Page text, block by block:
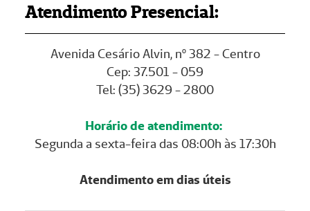
Atendimento Presencial:
Avenida Cesário Alvin, nº 382 - Centro
Cep: 37.501 - 059
Tel: (35) 3629 - 2800
Horário de atendimento:
Segunda a sexta-feira das 08:00h às 17:30h
Atendimento em dias úteis